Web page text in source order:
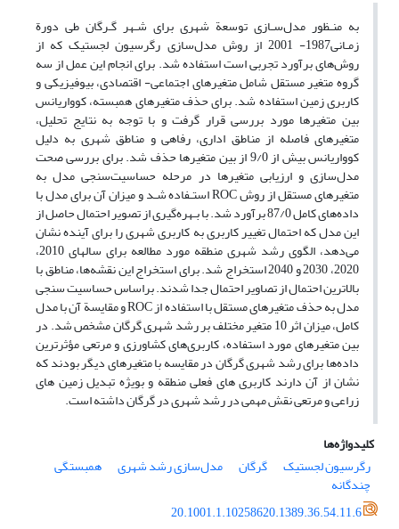
به منـظور مدل‌سـازی توسعة شهری برای شـهر گـرگان طی دورة
زمـانی1987- 2001 از روش مدل‌سازی رگرسیون لجستیک که از
روش‌های برآورد تجربی است استفاده شد. برای انجام این عمل از سه
گروه متغیر مستقل شامل متغیرهای اجتماعی- اقتصادی، بیوفیزیکی و
کاربری زمین استفاده شد. برای حذف متغیرهای همبسته، کوواریانس
بین متغیرها مورد بررسی قرار گرفت و با توجه به نتایج تحلیل،
متغیرهای فاصله از مناطق اداری، رفاهی و مناطق شهری به دلیل
کوواریانس بیش از 9/0 از بین متغیرها حذف شد. برای بررسی صحت
مدل‌سازی و ارزیابی متغیرها در مرحله حساسیت‌سنجی مدل به
متغیرهای مستقل از روش ROC استـفاده شـد و میزان آن برای مدل با
داده‌های کامل 87/0 برآورد شد. با بـهره‌گیری از تصویر احتمال حاصل از
این مدل که احتمال تغییر کاربری به کاربری شهری را برای آینده نشان
می‌دهد، الگوی رشد شهری منطقه مورد مطالعه برای سالهای 2010،
2020، 2030 و 2040 استخراج شد. برای استخراج این نقشه‌ها، مناطق با
بالاترین احتمال از تصاویر احتمال جدا شدند. براساس حساسیت سنجی
مدل به حذف متغیرهای مستقل با استفاده از ROC و مقایسة آن با مدل
کامل، میزان اثر 10 متغیر مختلف بر رشد شهری گرگان مشخص شد. در
بین متغیرهای مورد استفاده، کاربری‌های کشاورزی و مرتعی مؤثرترین
داده‌ها برای رشد شهری گرگان در مقایسه با متغیرهای دیگر بودند که
نشان از آن دارند کاربری های فعلی منطقه و بویژه تبدیل زمین های
زراعی و مرتعی نقش مهمی در رشد شهری در گرگان داشته است.
کلیدواژه‌ها
رگرسیون لجستیک
گرگان مدل‌سازی رشد شهری همبستگی
چندگانه
20.1001.1.10258620.1389.36.54.11.6